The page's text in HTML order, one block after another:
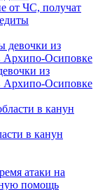
от ЧС, получат
из
Архипо-Осиповке
в канун